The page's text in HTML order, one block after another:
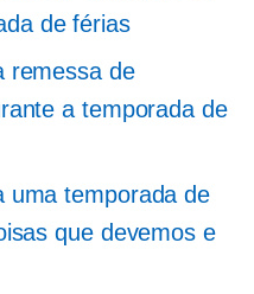
de férias
remessa de
a temporada de
uma temporada de
que devemos e